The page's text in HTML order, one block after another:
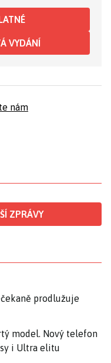
VYDÁNÍ
nám
ZPRÁVY
prodlužuje
model. Nový telefon
i Ultra elitu